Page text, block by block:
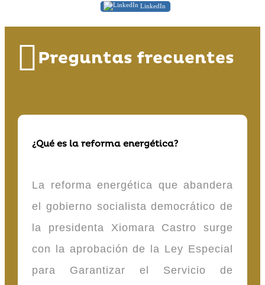
LinkedIn
Preguntas frecuentes
¿Qué es la reforma energética?
La reforma energética que abandera
el gobierno socialista democrático de
la presidenta Xiomara Castro surge
con la aprobación de la Ley Especial
para Garantizar el Servicio de